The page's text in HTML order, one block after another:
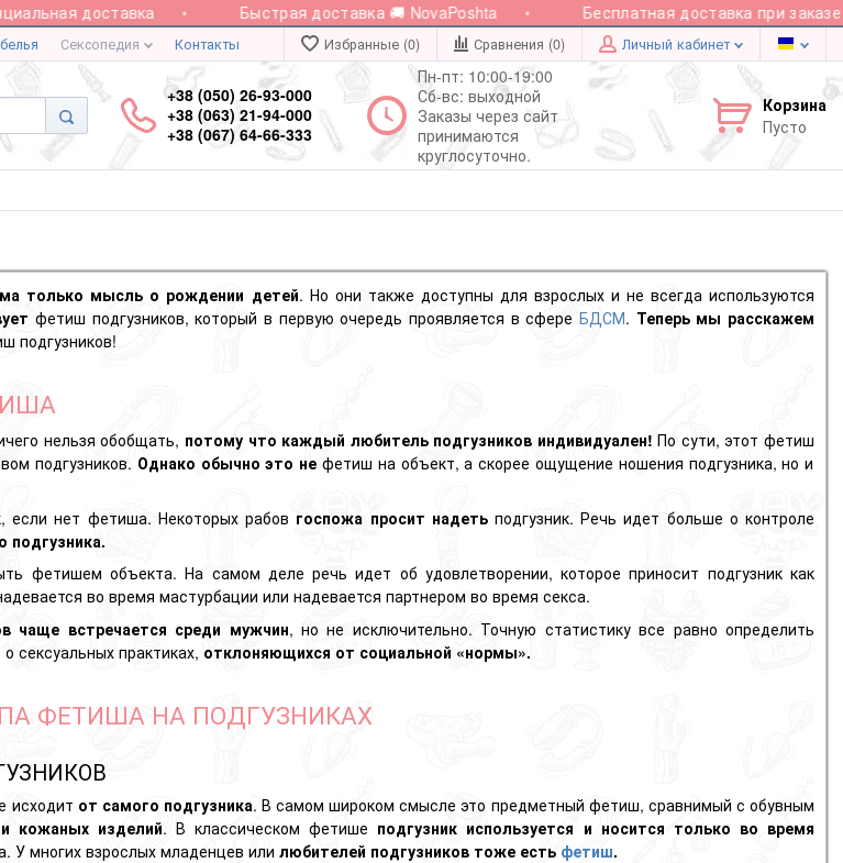
доставка Быстрая доставка 🚚 NovaPoshta Бесплатная доставка при заказе
Сексопедия Контакты Избранные (0) Сравнения (0) Личный кабинет
+38 (050) 26-93-000
+38 (063) 21-94-000
+38 (067) 64-66-333
Пн-пт: 10:00-19:00
Сб-вс: выходной
Заказы через сайт
принимаются
круглосуточно.
Корзина
Пусто
только мысль о рождении детей. Но они также доступны для взрослых и не всегда используются
фетиш подгузников, который в первую очередь проявляется в сфереБДСМ. Теперь мы расскажем
подгузников!
нельзя обобщать, потому что каждый любитель подгузников индивидуален!По сути, этотфетиш
подгузников. Однако обычно это не фетиш на объект, а скорее ощущение ношения подгузника, но и
если нет фетиша. Некоторых рабов госпожа просит надетьподгузник. Речь идет больше о контроле
подгузника.
фетишем объекта. На самом деле речь идет об удовлетворении, которое приносит подгузник как
во время мастурбации или надевается партнером во время секса.
чаще встречается среди мужчин, но не исключительно. Точную статистику все равно определить
сексуальных практиках, отклоняющихся от социальной «нормы».
ФЕТИША НА ПОДГУЗНИКАХ
исходит от самого подгузника. В самом широком смысле это предметный фетиш, сравнимый с обувным
кожаных изделий. В классическом фетише подгузник используется и носится только во время
У многих взрослых младенцев или любителей подгузников тоже есть фетиш.